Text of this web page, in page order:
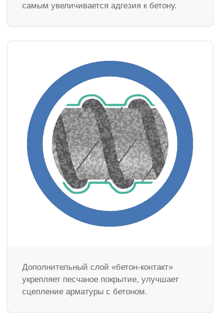
самым увеличивается адгезия к бетону.
Дополнительный слой «бетон-контакт»
укрепляет песчаное покрытие, улучшает
сцепление арматуры с бетоном.